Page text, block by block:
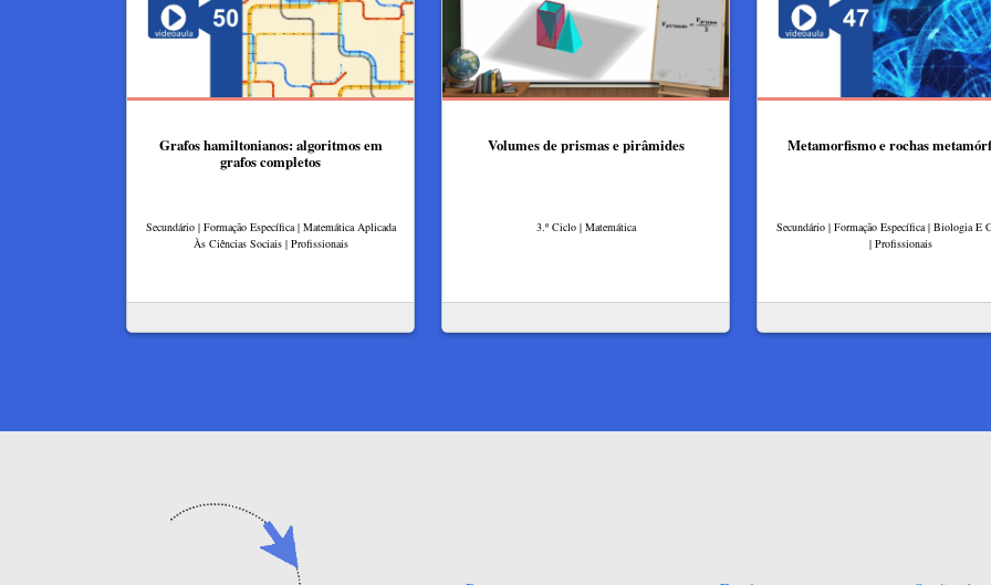
Grafos hamiltonianos: algoritmos em
grafos completos
Secundário | Formação Específica | Matemática Aplicada
Às Ciências Sociais | Profissionais
Volumes de prismas e pirâmides
3.º Ciclo | Matemática
Metamorfismo e rochas
Secundário | Formação Específica | Biologia E
| Profissionais